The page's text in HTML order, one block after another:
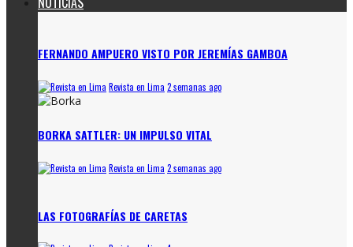
FERNANDO AMPUERO VISTO POR JEREMÍAS GAMBOA
Revista en Lima 2 semanas ago
BORKA SATTLER: UN IMPULSO VITAL
Revista en Lima 2 semanas ago
LAS FOTOGRAFÍAS DE CARETAS